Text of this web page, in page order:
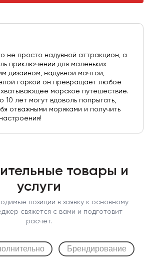
не просто надувной аттракцион, а
приключений для маленьких
дизайном, надувной мачтой,
горкой он превращает любое
морское путешествие.
10 лет могут вдоволь попрыгать,
отважными моряками и получить
товары и
услуги
позиции в заявку к основному
свяжется с вами и подготовит
расчет.
Брендирование